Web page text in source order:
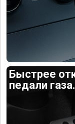
Быстрее
педали газа.